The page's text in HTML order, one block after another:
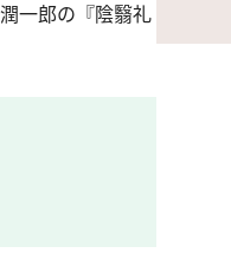
一郎の『陰翳礼